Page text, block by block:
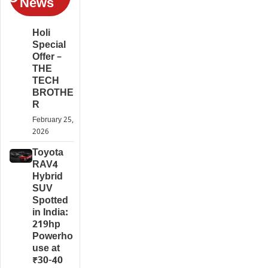
News
Holi
Special
Offer –
THE
TECH
BROTHE
R
February 25,
2026
Toyota
RAV4
Hybrid
SUV
Spotted
in India:
219hp
Powerho
use at
₹30-40